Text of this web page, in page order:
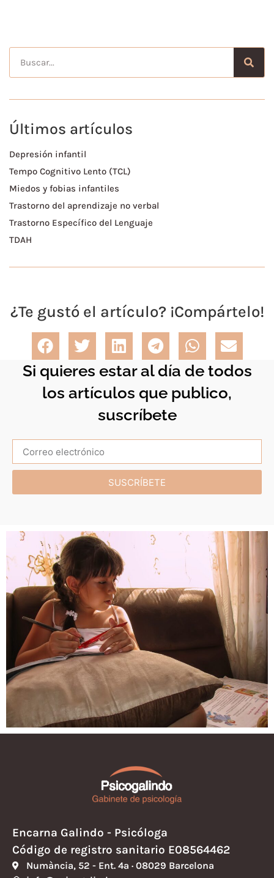
Últimos artículos
Depresión infantil
Tempo Cognitivo Lento (TCL)
Miedos y fobias infantiles
Trastorno del aprendizaje no verbal
Trastorno Específico del Lenguaje
TDAH
¿Te gustó el artículo? ¡Compártelo!
Si quieres estar al día de todos
los artículos que publico,
suscríbete
SUSCRÍBETE
Encarna Galindo - Psicóloga
Código de registro sanitario E08564462
Numància, 52 - Ent. 4ª · 08029 Barcelona